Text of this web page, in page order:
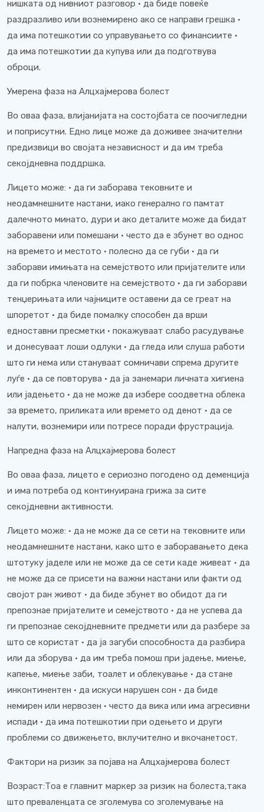
нишката од нивниот разговор • да биде повеќе
раздразливо или вознемирено ако се направи грешка •
да има потешкотии со управувањето со финансиите •
да има потешкотии да купува или да подготвува
оброци.
Умерена фаза на Алцхајмерова болест
Во оваа фаза, влијанијата на состојбата се поочигледни
и поприсутни. Едно лице може да доживее значителни
предизвици во својата независност и да им треба
секојдневна поддршка.
Лицето може: • да ги заборава тековните и
неодамнешните настани, иако генерално го памтат
далечното минато, дури и ако деталите може да бидат
заборавени или помешани • често да е збунет во однос
на времето и местото • полесно да се губи • да ги
заборави имињата на семејството или пријателите или
да ги побрка членовите на семејството • да ги заборави
тенџерињата или чајниците оставени да се греат на
шпоретот • да биде помалку способен да врши
едноставни пресметки • покажуваат слабо расудување
и донесуваат лоши одлуки • да гледа или слуша работи
што ги нема или стануваат сомничави спрема другите
луѓе • да се повторува • да ја занемари личната хигиена
или јадењето • да не може да избере соодветна облека
за времето, приликата или времето од денот • да се
налути, вознемири или потресе поради фрустрација.
Напредна фаза на Алцхајмерова болест
Во оваа фаза, лицето е сериозно погодено од деменција
и има потреба од континуирана грижа за сите
секојдневни активности.
Лицето може: • да не може да се сети на тековните или
неодамнешните настани, како што е заборавањето дека
штотуку јаделе или не може да се сети каде живеат • да
не може да се присети на важни настани или факти од
својот ран живот • да биде збунет во обидот да ги
препознае пријателите и семејството • да не успева да
ги препознае секојдневните предмети или да разбере за
што се користат • да ја загуби способноста да разбира
или да зборува • да им треба помош при јадење, миење,
капење, миење заби, тоалет и облекување • да стане
инконтинентен • да искуси нарушен сон • да биде
немирен или нервозен • често да вика или има агресивни
испади • да има потешкотии при одењето и други
проблеми со движењето, вклучително и вкочанетост.
Фактори на ризик за појава на Алцхајмерова болест
Возраст:Тоа е главнит маркер за ризик на болеста,така
што преваленцата се зголемува со зголемување на